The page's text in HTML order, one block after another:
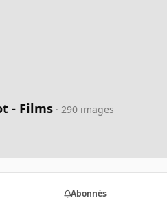
- Films · 290 images
Abonnés